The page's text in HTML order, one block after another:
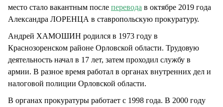
место стало вакантным после перевода в октябре 2019 года
Александра ЛОРЕНЦА в ставропольскую прокуратуру.
Андрей ХАМОШИН родился в 1973 году в
Краснозоренском районе Орловской области. Трудовую
деятельность начал в 17 лет, затем проходил службу в
армии. В разное время работал в органах внутренних дел и
налоговой полиции Орловской области.
В органах прокуратуры работает с 1998 года. В 2000 году